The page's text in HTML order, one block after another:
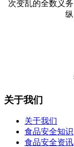
次变乱的全数义
关于我们
关于我们
食品安全知识
食品安全资讯